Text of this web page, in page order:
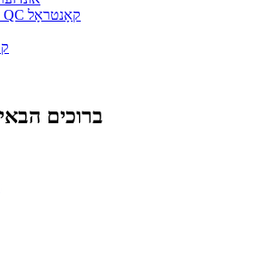
אונדזער QC קאָנטראָל
ברוכים